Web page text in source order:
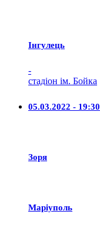
Iнгулець
-
стадіон ім. Бойка
05.03.2022 - 19:30
Зоря
Маріуполь